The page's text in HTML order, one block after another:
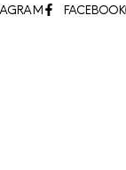
FACEBOOK